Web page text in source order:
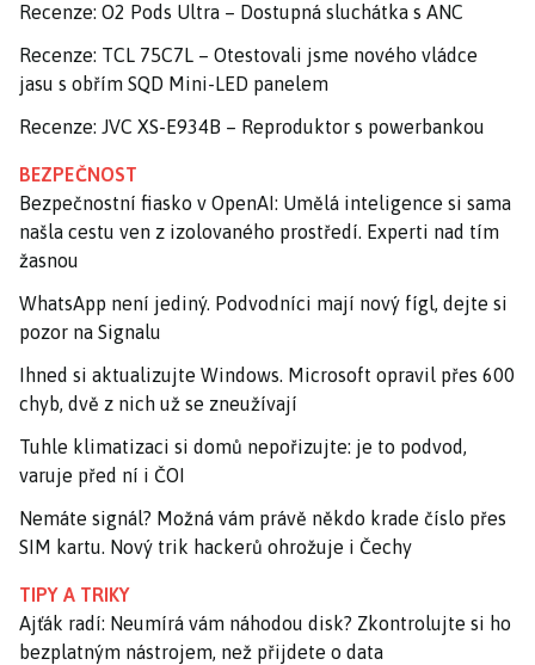
Recenze: O2 Pods Ultra – Dostupná sluchátka s ANC
Recenze: TCL 75C7L – Otestovali jsme nového vládce
jasu s obřím SQD Mini-LED panelem
Recenze: JVC XS-E934B – Reproduktor s powerbankou
BEZPEČNOST
Bezpečnostní fiasko v OpenAI: Umělá inteligence si sama
našla cestu ven z izolovaného prostředí. Experti nad tím
žasnou
WhatsApp není jediný. Podvodníci mají nový fígl, dejte si
pozor na Signalu
Ihned si aktualizujte Windows. Microsoft opravil přes 600
chyb, dvě z nich už se zneužívají
Tuhle klimatizaci si domů nepořizujte: je to podvod,
varuje před ní i ČOI
Nemáte signál? Možná vám právě někdo krade číslo přes
SIM kartu. Nový trik hackerů ohrožuje i Čechy
TIPY A TRIKY
Ajťák radí: Neumírá vám náhodou disk? Zkontrolujte si ho
bezplatným nástrojem, než přijdete o data